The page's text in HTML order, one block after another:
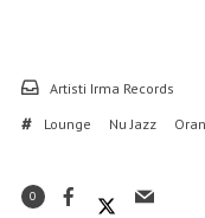
Artisti Irma Records
Lounge
Nu Jazz
0